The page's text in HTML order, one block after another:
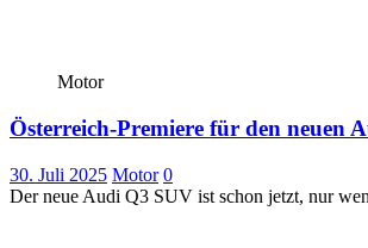
Motor
Österreich-Premiere für den neuen
30. Juli 2025 Motor 0
Der neue Audi Q3 SUV ist schon jetzt, nur